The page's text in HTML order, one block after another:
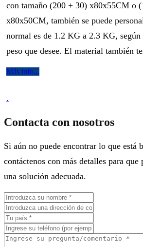
con tamaño (200 + 30) x80x55CM o
x80x50CM, también se puede
normal es de 1.2 KG a 2.3 KG,
peso que desee. El material también
Más info...
.
Contacta con nosotros
Si aún no puede encontrar lo que está
contáctenos con más detalles para que
una solución adecuada.